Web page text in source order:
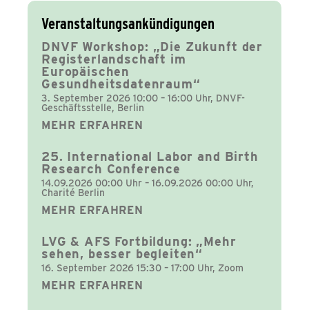
Veranstaltungsankündigungen
DNVF Workshop: „Die Zukunft der
Registerlandschaft im
Europäischen
Gesundheitsdatenraum“
3. September 2026 10:00 – 16:00 Uhr, DNVF-
Geschäftsstelle, Berlin
MEHR ERFAHREN
25. International Labor and Birth
Research Conference
14.09.2026 00:00 Uhr – 16.09.2026 00:00 Uhr,
Charité Berlin
MEHR ERFAHREN
LVG & AFS Fortbildung: „Mehr
sehen, besser begleiten“
16. September 2026 15:30 – 17:00 Uhr, Zoom
MEHR ERFAHREN